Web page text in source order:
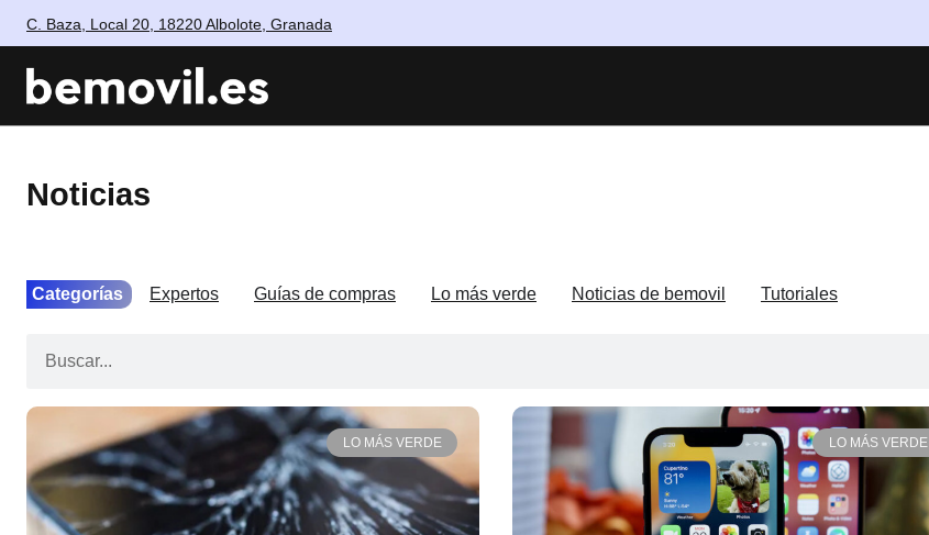
C. Baza, Local 20, 18220 Albolote, Granada
Noticias
Categorías Expertos Guías de compras Lo más verde Noticias de bemovil Tutoriales
LO MÁS VERDE LO MÁS VERDE